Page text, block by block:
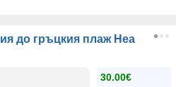
до гръцкия плаж Неа
30.00€